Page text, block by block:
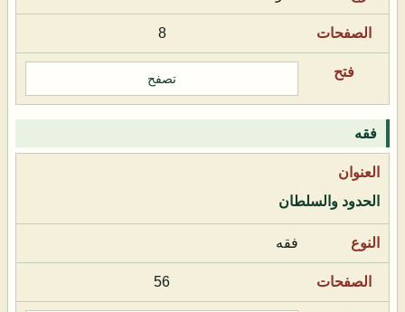
8
تصفح
فقه
الحدود والسلطان
فقه
56